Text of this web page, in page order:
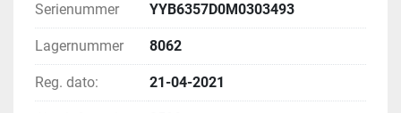
Serienummer YYB6357D0M0303493
Lagernummer 8062
Reg. dato: 21-04-2021